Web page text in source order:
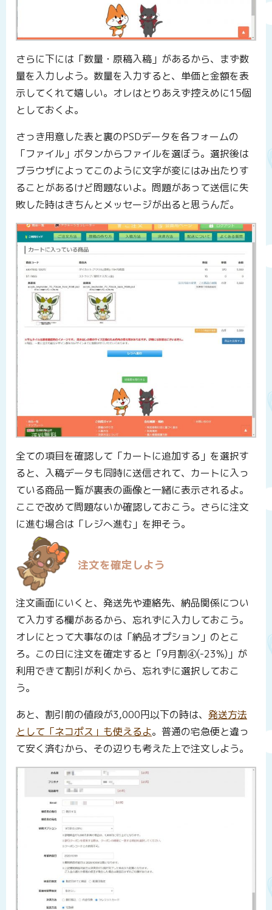
さらに下には「数量・原稿入稿」があるから、まず数
量を入力しよう。数量を入力すると、単価と金額を表
示してくれて嬉しい。オレはとりあえず控えめに15個
としておくよ。
さっき用意した表と裏のPSDデータを各フォームの
「ファイル」ボタンからファイルを選ぼう。選択後は
ブラウザによってこのように文字が変にはみ出たりす
ることがあるけど問題ないよ。問題があって送信に失
敗した時はきちんとメッセージが出ると思うんだ。
全ての項目を確認して「カートに追加する」を選択す
ると、入稿データも同時に送信されて、カートに入っ
ている商品一覧が裏表の画像と一緒に表示されるよ。
ここで改めて問題ないか確認しておこう。さらに注文
に進む場合は「レジへ進む」を押そう。
注文を確定しよう
注文画面にいくと、発送先や連絡先、納品関係につい
て入力する欄があるから、忘れずに入力しておこう。
オレにとって大事なのは「納品オプション」のとこ
ろ。この日に注文を確定すると「9月割④(-23%)」が
利用できて割引が利くから、忘れずに選択しておこ
う。
あと、割引前の値段が3,000円以下の時は、 発送方法
として「ネコポス」も使えるよ。普通の宅急便と違っ
て安く済むから、その辺りも考えた上で注文しよう。